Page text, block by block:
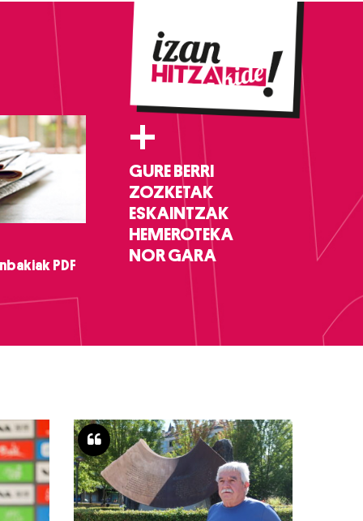
PDF
+
GURE BERRI
ZOZKETAK
ESKAINTZAK
HEMEROTEKA
NOR GARA